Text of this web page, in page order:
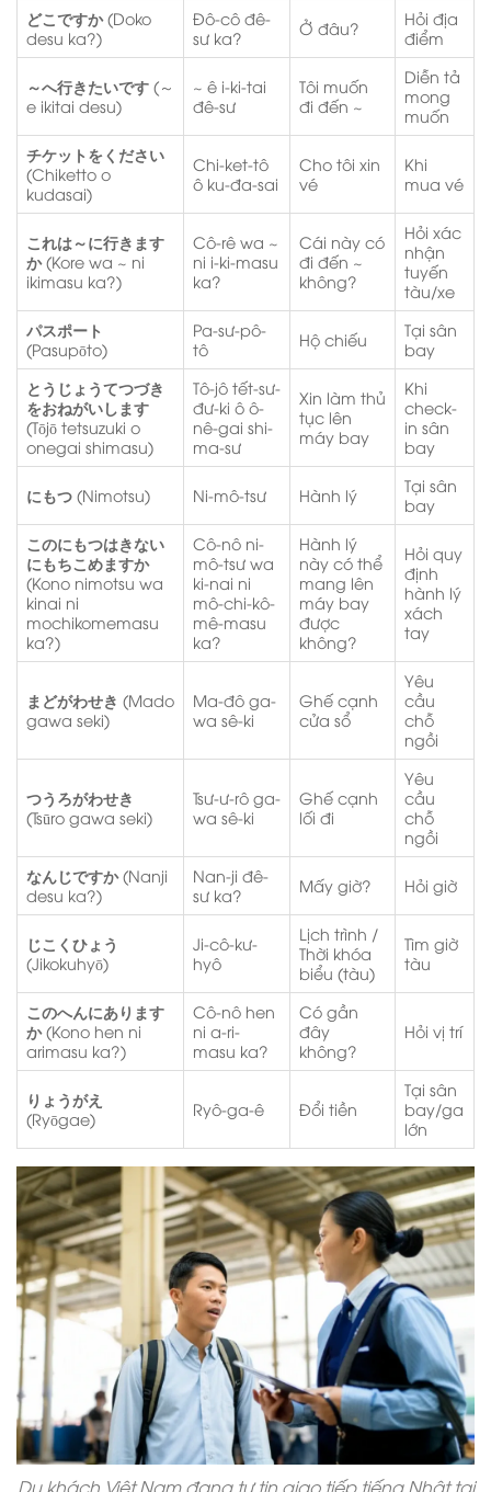
どこですか(Doko
desu ka?)
Đô-cô đê-
sư ka?
Ở đâu?
Hỏi địa
điểm
～へ行きたいです (～
e ikitai desu)
~ ê i-ki-tai
đê-sư
Tôi muốn
đi đến ~
Diễn tả
mong
muốn
チケットをください
(Chiketto o
kudasai)
Chi-ket-tô
ô ku-đa-sai
Cho tôi xin
vé
Khi
mua vé
これは～に行きます
か(Kore wa ~ ni
ikimasu ka?)
Cô-rê wa ~
ni i-ki-masu
ka?
Cái này có
đi đến ~
không?
Hỏi xác
nhận
tuyến
tàu/xe
パスポート
(Pasupōto)
Pa-sư-pô-
tô
Hộ chiếu
Tại sân
bay
とうじょうてつづき
をおねがいします
(Tōjō tetsuzuki o
onegai shimasu)
Tô-jô tết-sư-
đư-ki ô ô-
nê-gai shi-
ma-sư
Xin làm thủ
tục lên
máy bay
Khi
check-
in sân
bay
にもつ (Nimotsu) Ni-mô-tsư Hành lý
Tại sân
bay
このにもつはきない
にもちこめますか
(Kono nimotsu wa
kinai ni
mochikomemasu
ka?)
Cô-nô ni-
mô-tsư wa
ki-nai ni
mô-chi-kô-
mê-masu
ka?
Hành lý
này có thể
mang lên
máy bay
được
không?
Hỏi quy
định
hành lý
xách
tay
まどがわせき (Mado
gawa seki)
Ma-đô ga-
wa sê-ki
Ghế cạnh
cửa sổ
Yêu
cầu
chỗ
ngồi
つうろがわせき
(Tsūro gawa seki)
Tsư-ư-rô ga-
wa sê-ki
Ghế cạnh
lối đi
Yêu
cầu
chỗ
ngồi
なんじですか(Nanji
desu ka?)
Nan-ji đê-
sư ka?
Mấy giờ? Hỏi giờ
じこくひょう
(Jikokuhyō)
Ji-cô-kư-
hyô
Lịch trình /
Thời khóa
biểu (tàu)
Tìm giờ
tàu
このへんにあります
か(Kono hen ni
arimasu ka?)
Cô-nô hen
ni a-ri-
masu ka?
Có gần
đây
không?
Hỏi vị trí
りょうがえ
(Ryōgae)
Ryô-ga-ê Đổi tiền
Tại sân
bay/ga
lớn
Du khách Việt Nam đang tự tin giao tiếp tiếng Nhật tại